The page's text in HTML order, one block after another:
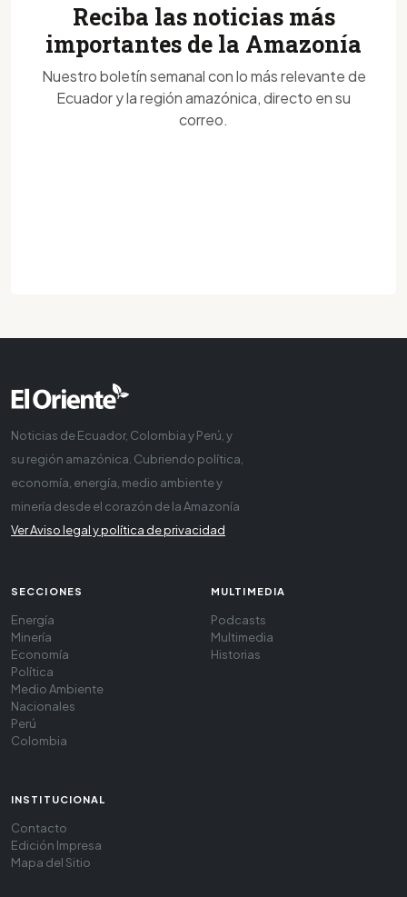
Reciba las noticias más
importantes de la Amazonía
Nuestro boletín semanal con lo más relevante de
Ecuador y la región amazónica, directo en su
correo.
Noticias de Ecuador, Colombia y Perú, y
su región amazónica. Cubriendo política,
economía, energía, medio ambiente y
minería desde el corazón de la Amazonía
Ver Aviso legal y política de privacidad
SECCIONES
Energía
Minería
Economía
Política
Medio Ambiente
Nacionales
Perú
Colombia
MULTIMEDIA
Podcasts
Multimedia
Historias
INSTITUCIONAL
Contacto
Edición Impresa
Mapa del Sitio